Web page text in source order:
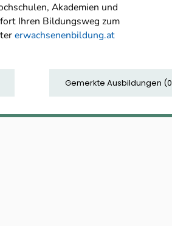
Akademien und
Ihren Bildungsweg zum
erwachsenenbildung.at
Gemerkte Ausbildungen (0